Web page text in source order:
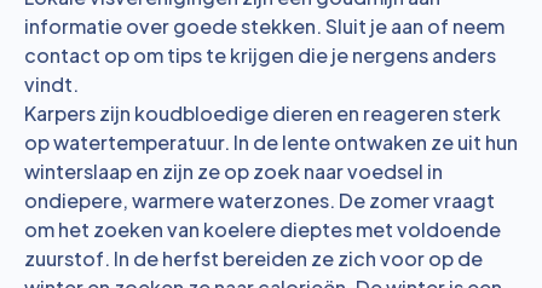
informatie over goede stekken. Sluit je aan of neem
contact op om tips te krijgen die je nergens anders
vindt.
Karpers zijn koudbloedige dieren en reageren sterk
op watertemperatuur. In de lente ontwaken ze uit hun
winterslaap en zijn ze op zoek naar voedsel in
ondiepere, warmere waterzones. De zomer vraagt
om het zoeken van koelere dieptes met voldoende
zuurstof. In de herfst bereiden ze zich voor op de